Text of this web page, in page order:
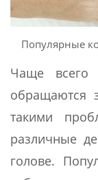
Популярные
Чаще всего
обращаются
такими
различные
голове.